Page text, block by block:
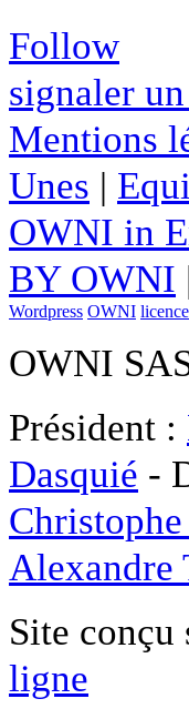
Follow
signaler
Mentions
Unes |
OWNI in
BY OWNI
Wordpress OWNI
OWNI
Président :
Dasquié -
Alexandre
Site conçu
ligne